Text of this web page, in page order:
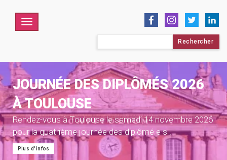
Menu
JOURNÉE DES DIPLÔMÉS 2026
À TOULOUSE
Rendez-vous à Toulouse le samedi 14 novembre 2026
pour la quatrième journée des diplômé·e·s !
Plus d'infos